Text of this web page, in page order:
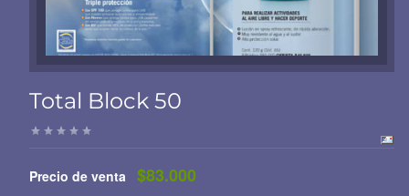
Total Block 50
Precio de venta $83.000